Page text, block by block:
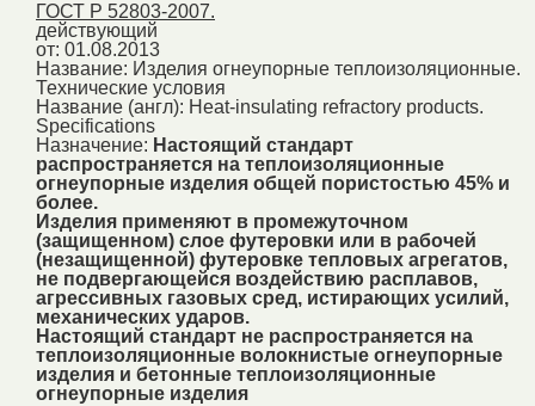
ГОСТ Р 52803-2007.
действующий
от: 01.08.2013
Название: Изделия огнеупорные теплоизоляционные.
Технические условия
Название (англ): Heat-insulating refractory products.
Specifications
Назначение: Настоящий стандарт
распространяется на теплоизоляционные
огнеупорные изделия общей пористостью 45% и
более.
Изделия применяют в промежуточном
(защищенном) слое футеровки или в рабочей
(незащищенной) футеровке тепловых агрегатов,
не подвергающейся воздействию расплавов,
агрессивных газовых сред, истирающих усилий,
механических ударов.
Настоящий стандарт не распространяется на
теплоизоляционные волокнистые огнеупорные
изделия и бетонные теплоизоляционные
огнеупорные изделия